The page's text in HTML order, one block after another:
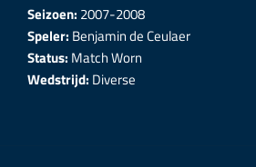
Seizoen: 2007-2008
Speler: Benjamin de Ceulaer
Status: Match Worn
Wedstrijd: Diverse